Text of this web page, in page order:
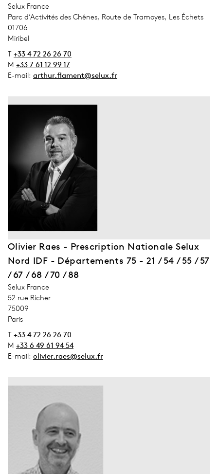
address_company
Selux France
address_street_1
Parc d’Activités des Chênes, Route de Tramoyes, Les Échets
address_zip_code
01706
address_city
Miribel
T +33 4 72 26 26 70
M +33 7 61 12 99 17
E-mail: arthur.flament@selux.fr
Olivier Raes - Prescription Nationale Selux
Nord IDF - Départements 75 - 21 / 54 / 55 / 57
/ 67 / 68 / 70 / 88
address_company
Selux France
address_street_1
52 rue Richer
address_zip_code
75009
address_city
Paris
T +33 4 72 26 26 70
M +33 6 49 61 94 54
E-mail: olivier.raes@selux.fr